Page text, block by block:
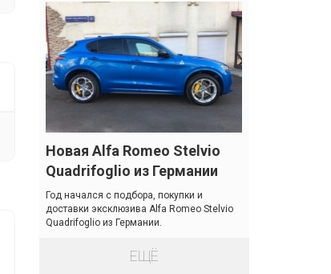
Новая Alfa Romeo Stelvio
Quadrifoglio из Германии
Год начался с подбора, покупки и
доставки эксклюзива Alfa Romeo Stelvio
Quadrifoglio из Германии.
ЕЩЁ